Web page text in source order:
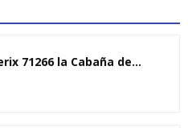
71266 la Cabaña de...